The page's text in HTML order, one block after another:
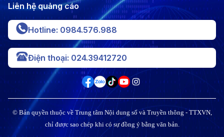
Liên hệ quảng cáo
Hotline: 0984.576.988
Điện thoại: 024.39412720
© Bản quyền thuộc về Trung tâm Nội dung số và Truyền thông - TTXVN,
chỉ được sao chép khi có sự đồng ý bằng văn bản.